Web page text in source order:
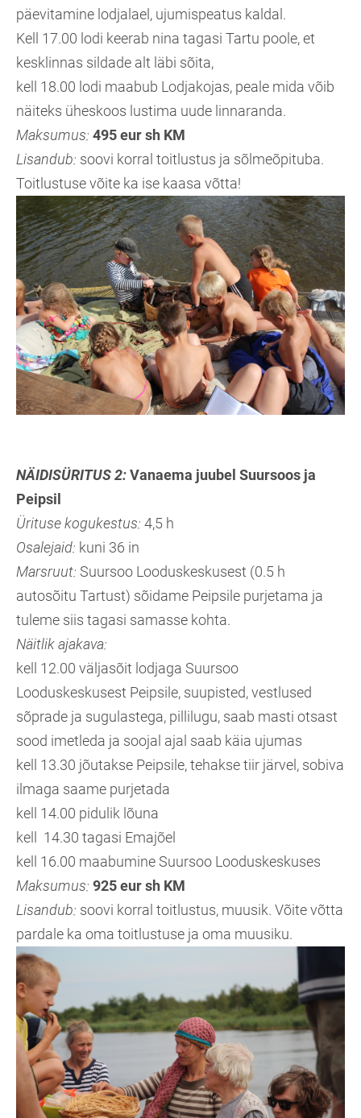
päevitamine lodjalael, ujumispeatus kaldal.
Kell 17.00 lodi keerab nina tagasi Tartu poole, et
kesklinnas sildade alt läbi sõita,
kell 18.00 lodi maabub Lodjakojas, peale mida võib
näiteks üheskoos lustima uude linnaranda.
Maksumus: 495 eur sh KM
Lisandub: soovi korral toitlustus ja sõlmeõpituba.
Toitlustuse võite ka ise kaasa võtta!
NÄIDISÜRITUS 2:Vanaema juubel Suursoos ja
Peipsil
Ürituse kogukestus: 4,5 h
Osalejaid: kuni 36 in
Marsruut: Suursoo Looduskeskusest (0.5 h
autosõitu Tartust) sõidame Peipsile purjetama ja
tuleme siis tagasi samasse kohta.
Näitlik ajakava:
kell 12.00 väljasõit lodjaga Suursoo
Looduskeskusest Peipsile, suupisted, vestlused
sõprade ja sugulastega, pillilugu, saab masti otsast
sood imetleda ja soojal ajal saab käia ujumas
kell 13.30 jõutakse Peipsile, tehakse tiir järvel, sobiva
ilmaga saame purjetada
kell 14.00 pidulik lõuna
kell 14.30 tagasi Emajõel
kell 16.00 maabumine Suursoo Looduskeskuses
Maksumus: 925 eur sh KM
Lisandub: soovi korral toitlustus, muusik. Võite võtta
pardale ka oma toitlustuse ja oma muusiku.